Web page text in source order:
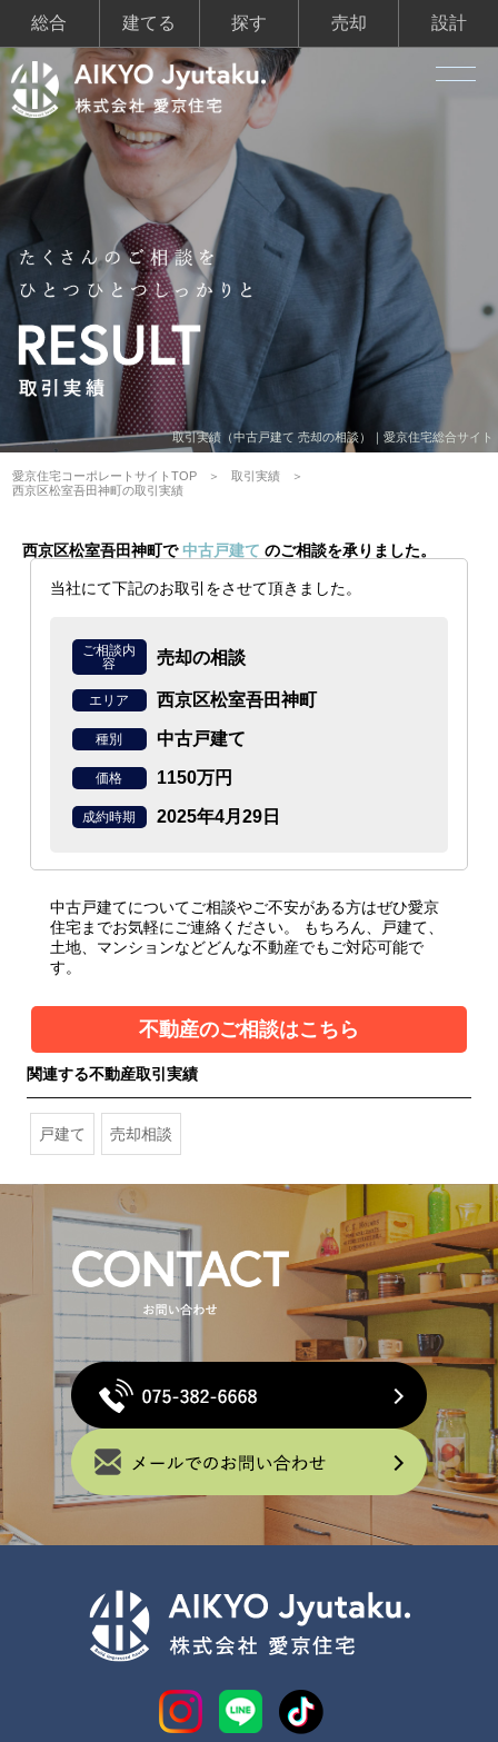
総合 建てる 探す 売却 設計
取引実績（中古戸建て 売却の相談）｜愛京住宅総合サイト
愛京住宅コーポレートサイトTOP
取引実績
西京区松室吾田神町の取引実績
西京区松室吾田神町で 中古戸建て のご相談を承りました。
当社にて下記のお取引をさせて頂きました。
ご相談内
容
売却の相談
エリア 西京区松室吾田神町
種別 中古戸建て
価格 1150万円
成約時期 2025年4月29日
中古戸建てについてご相談やご不安がある方はぜひ愛京
住宅までお気軽にご連絡ください。
もちろん、戸建て、
土地、マンションなどどんな不動産でもご対応可能で
す。
不動産のご相談はこちら
関連する不動産取引実績
戸建て 売却相談